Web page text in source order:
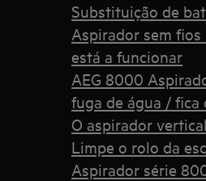
Substituição de
Aspirador sem
está a funcionar
AEG 8000
fuga de água / fica
O aspirador
Limpe o rolo da
Aspirador série